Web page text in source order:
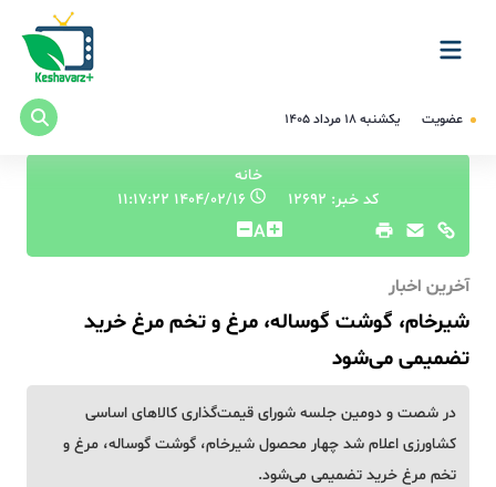
عضویت یکشنبه ۱۸ مرداد ۱۴۰۵
خانه
کد خبر: 12692
۱۴۰۴/۰۲/۱۶ ۱۱:۱۷:۲۲
A
آخرین اخبار
شیرخام، گوشت گوساله، مرغ و تخم مرغ خرید
تضمیمی می‌شود
در شصت و دومین جلسه شورای قیمت‌گذاری کالاهای اساسی
کشاورزی اعلام شد چهار محصول شیرخام، گوشت گوساله، مرغ و
تخم مرغ خرید تضمیمی می‌شود.